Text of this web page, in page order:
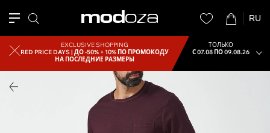
RU
EXCLUSIVE SHOPPING
RED PRICE DAYS |ДО -50% + 10% ПО ПРОМОКОДУ
НА ПОСЛЕДНИЕ РАЗМЕРЫ
ТОЛЬКО
С 07.08 ПО 09.08.26